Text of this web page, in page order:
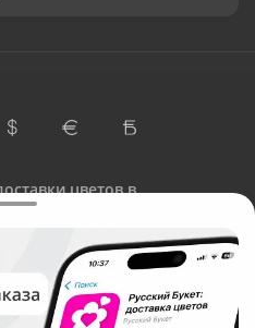
цветов в
«Технология»
ул. Ипподромская,